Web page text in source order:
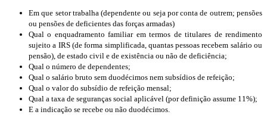
Em que setor trabalha (dependente ou seja por conta de outrem; pensões
ou pensões de deficientes das forças armadas)
Qual o enquadramento familiar em termos de titulares de rendimento
sujeito a IRS (de forma simplificada, quantas pessoas recebem salário ou
pensão), de estado civil e de existência ou não de deficiência;
Qual o número de dependentes;
Qual o salário bruto sem duodécimos nem subsídios de refeição;
Qual o valor do subsídio de refeição mensal;
Qual a taxa de seguranças social aplicável (por definição assume 11%);
E a indicação se recebe ou não duodécimos.